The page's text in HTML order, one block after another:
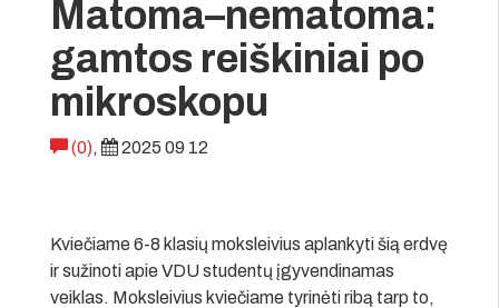
Matoma–nematoma:
gamtos reiškiniai po
mikroskopu
(0), 2025 09 12
Kviečiame 6-8 klasių moksleivius aplankyti šią erdvę
ir sužinoti apie VDU studentų įgyvendinamas
veiklas. Moksleivius kviečiame tyrinėti ribą tarp to,